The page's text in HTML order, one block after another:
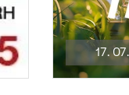
17.